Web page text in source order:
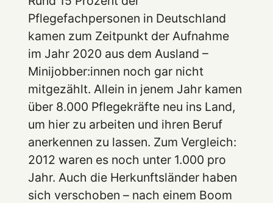
Pflegefachpersonen in Deutschland
kamen zum Zeitpunkt der Aufnahme
im Jahr 2020 aus dem Ausland –
Minijobber:innen noch gar nicht
mitgezählt. Allein in jenem Jahr kamen
über 8.000 Pflegekräfte neu ins Land,
um hier zu arbeiten und ihren Beruf
anerkennen zu lassen. Zum Vergleich:
2012 waren es noch unter 1.000 pro
Jahr. Auch die Herkunftsländer haben
sich verschoben – nach einem Boom